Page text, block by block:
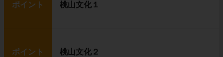
ポイント 桃山文化１
ポイント 桃山文化２